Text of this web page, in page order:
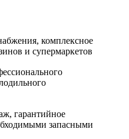
комплексное
и супермаркетов
гарантийное
запасными